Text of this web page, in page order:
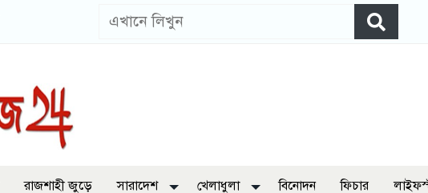
রাজশাহী জুড়ে সারাদেশ খেলাধুলা বিনোদন ফিচার